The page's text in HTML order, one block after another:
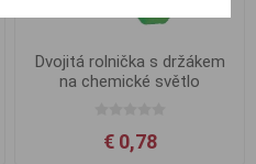
Dvojitá rolnička s držákem
na chemické světlo
€ 0,78